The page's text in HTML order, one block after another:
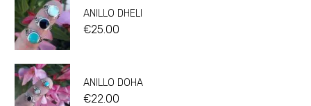
ANILLO DHELI
€25.00
ANILLO DOHA
€22.00